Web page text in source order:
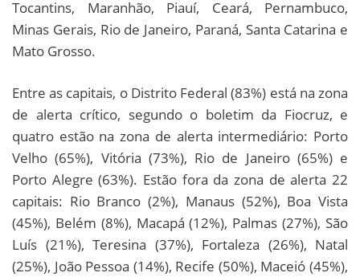
Tocantins, Maranhão, Piauí, Ceará, Pernambuco,
Minas Gerais, Rio de Janeiro, Paraná, Santa Catarina e
Mato Grosso.
Entre as capitais, o Distrito Federal (83%) está na zona
de alerta crítico, segundo o boletim da Fiocruz, e
quatro estão na zona de alerta intermediário: Porto
Velho (65%), Vitória (73%), Rio de Janeiro (65%) e
Porto Alegre (63%). Estão fora da zona de alerta 22
capitais: Rio Branco (2%), Manaus (52%), Boa Vista
(45%), Belém (8%), Macapá (12%), Palmas (27%), São
Luís (21%), Teresina (37%), Fortaleza (26%), Natal
(25%), João Pessoa (14%), Recife (50%), Maceió (45%),